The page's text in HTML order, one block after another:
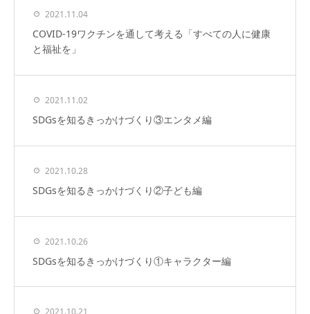
2021.11.04
COVID-19ワクチンを通して考える「すべての人に健康
と福祉を」
2021.11.02
SDGsを知るきっかけづくり③エンタメ編
2021.10.28
SDGsを知るきっかけづくり②子ども編
2021.10.26
SDGsを知るきっかけづくり①キャラクター編